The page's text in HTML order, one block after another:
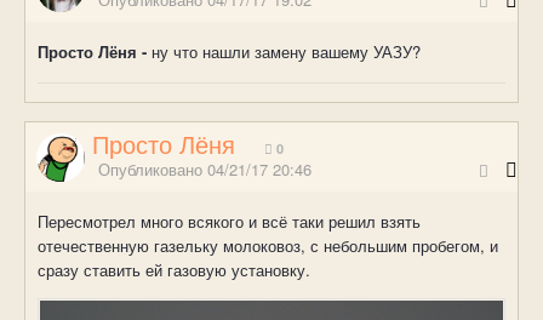
Просто Лёня - ну что нашли замену вашему УАЗУ?
Просто Лёня 0
Опубликовано 04/21/17 20:46
Пересмотрел много всякого и всё таки решил взять
отечественную газельку молоковоз, с небольшим пробегом, и
сразу ставить ей газовую установку.